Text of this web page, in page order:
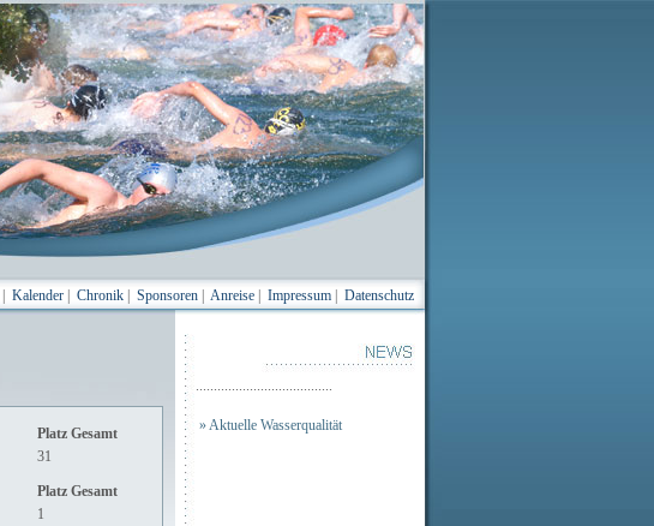
Kalender Chronik Sponsoren Anreise Impressum Datenschutz
Platz Gesamt
31
Platz Gesamt
1
......................................
» Aktuelle Wasserqualität